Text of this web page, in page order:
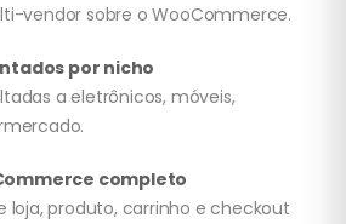
vendor sobre o WooCommerce.
por nicho
a eletrônicos, móveis,
completo
loja, produto, carrinho e checkout